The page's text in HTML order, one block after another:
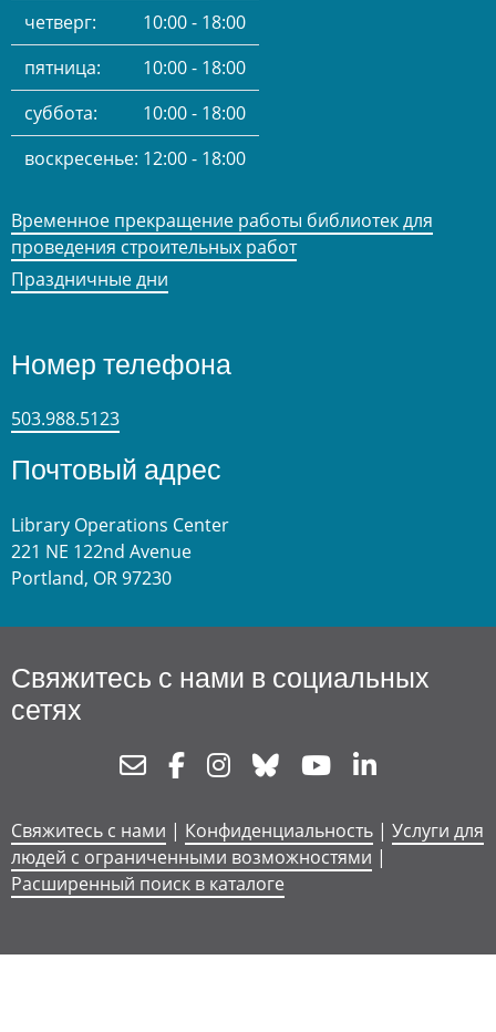
четверг:
10:00 - 18:00
пятница:
10:00 - 18:00
суббота:
10:00 - 18:00
воскресенье: 12:00 - 18:00
Временное прекращение работы библиотек для
проведения строительных работ
Праздничные дни
Номер телефона
503.988.5123
Почтовый адрес
Library Operations Center
221 NE 122nd Avenue
Portland, OR 97230
Свяжитесь с нами в социальных
сетях
NewsletterFacebookInstagram
Bluesky Youtube
Свяжитесь с нами | Конфиденциальность | Услуги для
людей с ограниченными возможностями |
Расширенный поиск в каталоге